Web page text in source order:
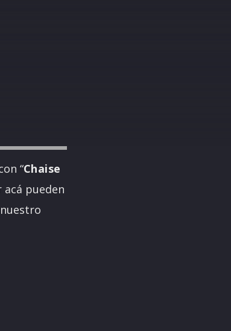
“Chaise
acá pueden